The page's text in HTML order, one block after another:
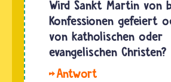
ziehen
sie in
Gruppen
mit
Beuteln…
während
der
Passionszeit
violettes
Wird Sankt Martin von
Konfessionen gefeiert
von katholischen oder
evangelischen Christen?